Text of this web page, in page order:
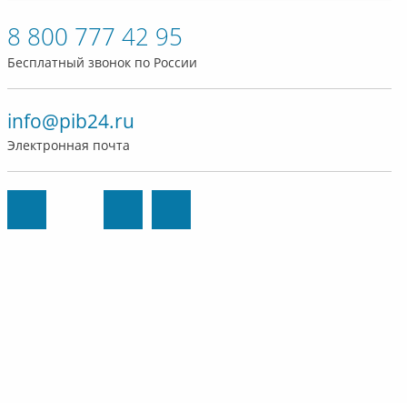
8 800 777 42 95
Бесплатный звонок по России
info@pib24.ru
Электронная почта